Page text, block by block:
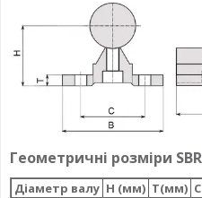
Геометричні розміри
Діаметр валу H (мм) T(мм)